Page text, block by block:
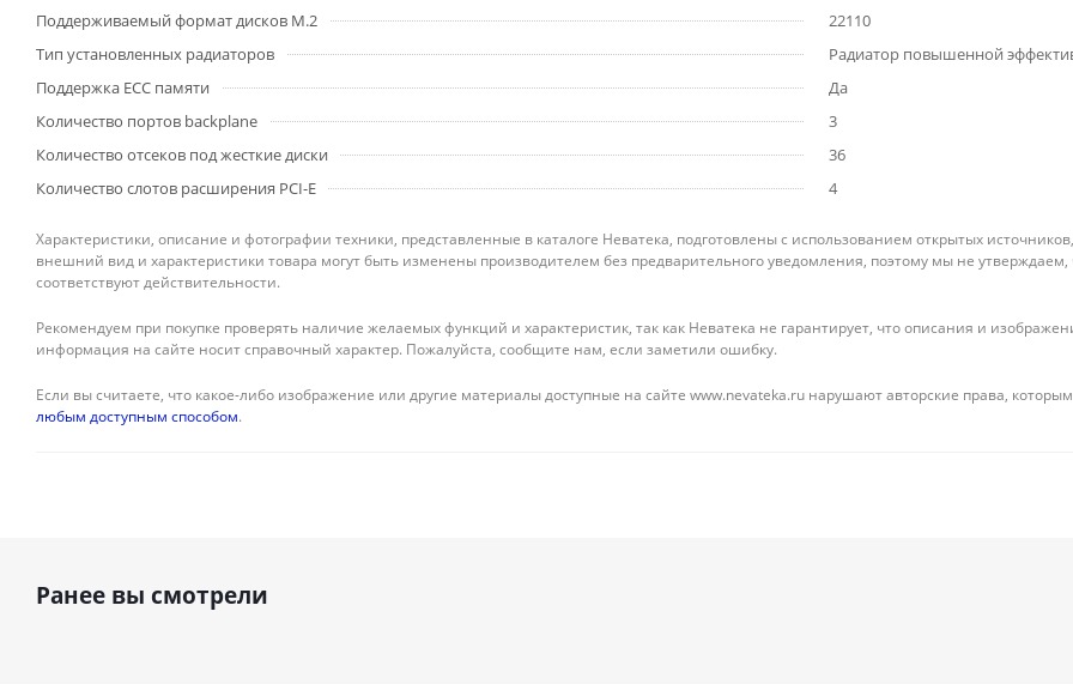
Поддерживаемый формат дисков M.2
22110
Тип установленных радиаторов
Радиатор повышенной
Поддержка ECC памяти
Да
Количество портов backplane
3
Количество отсеков под жесткие диски
36
Количество слотов расширения PCI-E
4
Характеристики, описание и фотографии техники, представленные в каталоге Неватека, подготовлены с использованием открытых
внешний вид и характеристики товара могут быть изменены производителем без предварительного уведомления, поэтому мы не
соответствуют действительности.
Рекомендуем при покупке проверять наличие желаемых функций и характеристик, так как Неватека не гарантирует, что описания и
информация на сайте носит справочный характер. Пожалуйста, сообщите нам, если заметили ошибку.
Если вы считаете, что какое-либо изображение или другие материалы доступные на сайте www.nevateka.ru нарушают авторские права,
любым доступным способом.
Ранее вы смотрели